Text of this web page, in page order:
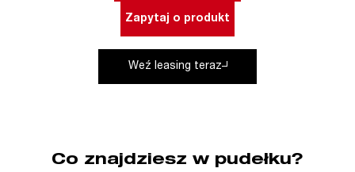
x
mm
(nr
Zapytaj o produkt
Weź leasing teraz
Co znajdziesz w pudełku?